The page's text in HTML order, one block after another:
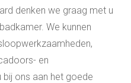
denken we graag met u
We kunnen
en
ons aan het goede